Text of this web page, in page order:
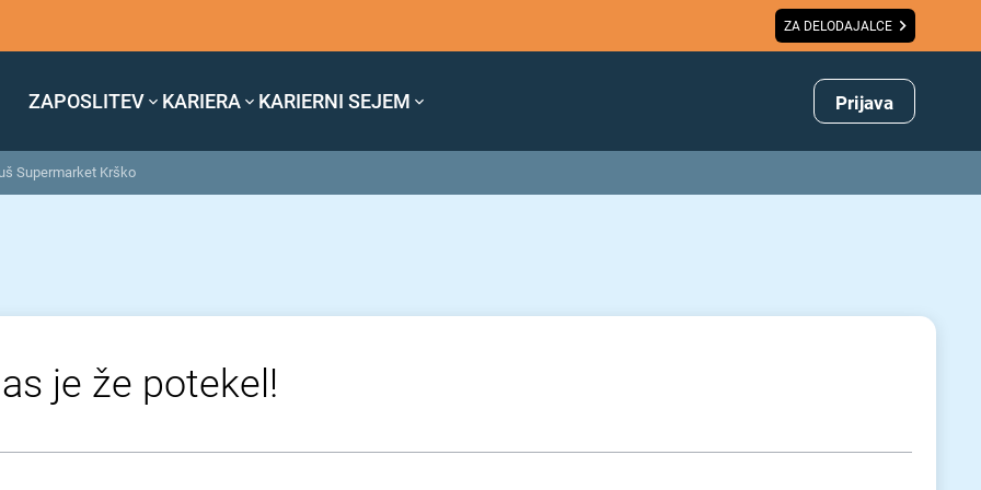
ZA DELODAJALCE
ZAPOSLITEV KARIERA KARIERNI SEJEM Prijava
Supermarket Krško
je že potekel!